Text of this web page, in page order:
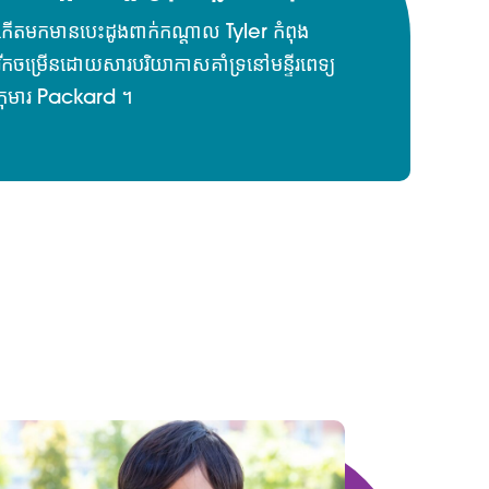
ើតមកមានបេះដូងពាក់កណ្តាល Tyler កំពុង
កចម្រើនដោយសារបរិយាកាសគាំទ្រនៅមន្ទីរពេទ្យ
មារ Packard ។